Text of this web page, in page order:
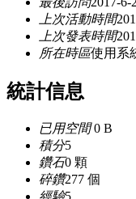
上次活動時間
上次發表時間
所在時區使用系
統計信息
已用空間0 B
積分5
鑽石0 顆
碎鑽277 個